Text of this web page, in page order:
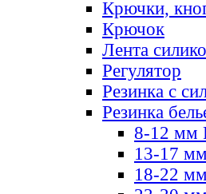
Крючки,
Крючок
Лента
Регулятор
Резинка с
Резинка
8-12 мм
13-17 мм
18-22 мм